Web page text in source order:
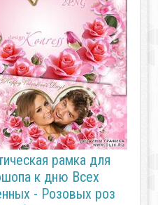
рамка для
к дню Всех
- Розовых роз